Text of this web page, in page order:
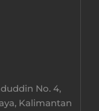
No. 4,
Kalimantan